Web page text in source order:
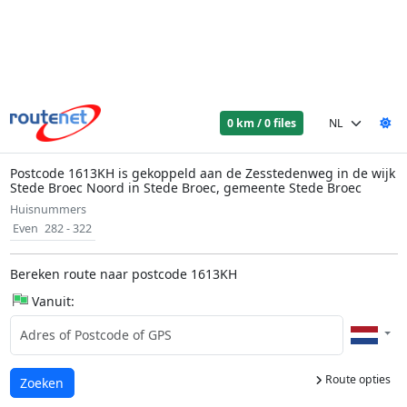
0 km / 0 files
Postcode 1613KH is gekoppeld aan de Zesstedenweg in de wijk
Stede Broec Noord in Stede Broec, gemeente Stede Broec
Huisnummers
Even 282 - 322
Bereken route naar postcode 1613KH
Vanuit:
Route opties
Laden...
Zoeken